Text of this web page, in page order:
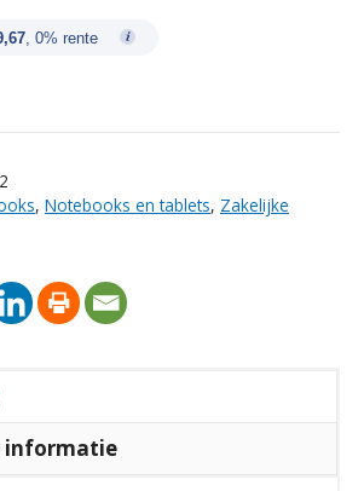
€1.079.
, 0% rente
, Notebooks en tablets, Zakelijke
informatie